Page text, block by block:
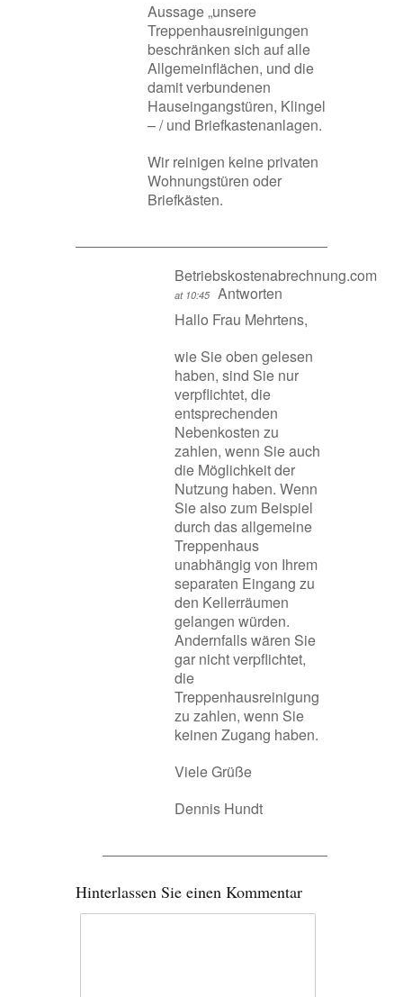
Aussage „unsere
Treppenhausreinigungen
beschränken sich auf alle
Allgemeinflächen, und die
damit verbundenen
Hauseingangstüren, Klingel
– / und Briefkastenanlagen.
Wir reinigen keine privaten
Wohnungstüren oder
Briefkästen.
Betriebskostenabrechnung.com
at 10:45 Antworten
Hallo Frau Mehrtens,
wie Sie oben gelesen
haben, sind Sie nur
verpflichtet, die
entsprechenden
Nebenkosten zu
zahlen, wenn Sie auch
die Möglichkeit der
Nutzung haben. Wenn
Sie also zum Beispiel
durch das allgemeine
Treppenhaus
unabhängig von Ihrem
separaten Eingang zu
den Kellerräumen
gelangen würden.
Andernfalls wären Sie
gar nicht verpflichtet,
die
Treppenhausreinigung
zu zahlen, wenn Sie
keinen Zugang haben.
Viele Grüße
Dennis Hundt
Hinterlassen Sie einen Kommentar